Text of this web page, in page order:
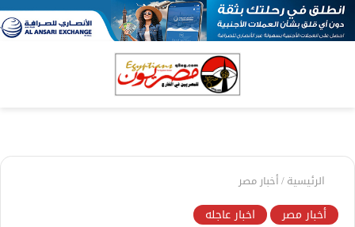
الرئيسية/أخبار مصر
أخبار مصر اخبار عاجله